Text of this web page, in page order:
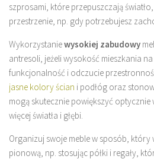
szprosami, które przepuszczają
przestrzenie, np. gdy potrzebujesz
Wykorzystaniewysokiej zabudowy
antresoli, jeżeli wysokość mieszkania
funkcjonalność i odczucie
jasne kolory ścian i podłóg oraz
mogą skutecznie powiększyć
więcej światła i głębi.
Organizuj swoje meble w sposób, który
pionową, np. stosując półki i regały,